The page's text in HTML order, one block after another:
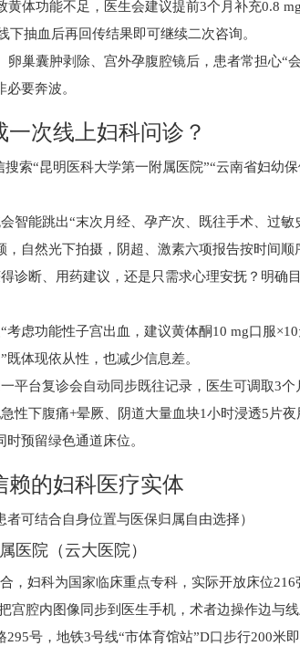
体功能不足，医生会建议提前3个月补充0.8
抽血后再回传结果即可继续二次咨询。
卵巢囊肿剥除、宫外孕腹腔镜后，患者常担心“
要奔波。
次线上妇科问诊？
索“昆明医科大学第一附属医院”“云南省妇幼
智能跳出“末次月经、孕产次、既往手术、过
自然光下拍摄，阴超、激素六项报告按时间顺
诊断、用药建议，还是只需求心理安抚？明确
考虑功能性子宫出血，建议黄体酮10 mg口服
体现依从性，也减少信息差。
平台复诊会自动同步既往记录，医生可调取3个
性下腹痛+晕厥、阴道大量血块1小时浸透5片
预留绿色通道床位。
赖的妇科医疗实体
者可结合自身位置与医保归属自由选择）
医院（云大医院）
，妇科为国家临床重点专科，实际开放床位
宫腔内图像同步到医生手机，术者边操作边与
号，地铁3号线“市体育馆站”D口步行200米即